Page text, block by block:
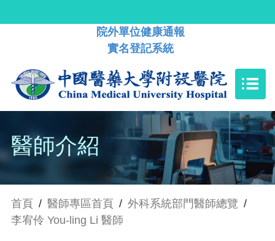
院外單位健康通報
實名登記系統
醫師介紹
首頁 / 醫師專區首頁 / 外科系統部門醫師總覽 /
李宥伶 You-ling Li 醫師